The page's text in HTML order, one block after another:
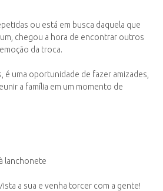
ou está em busca daquela que
chegou a hora de encontrar outros
da troca.
é uma oportunidade de fazer amizades,
a família em um momento de
lanchonete
a sua e venha torcer com a gente!